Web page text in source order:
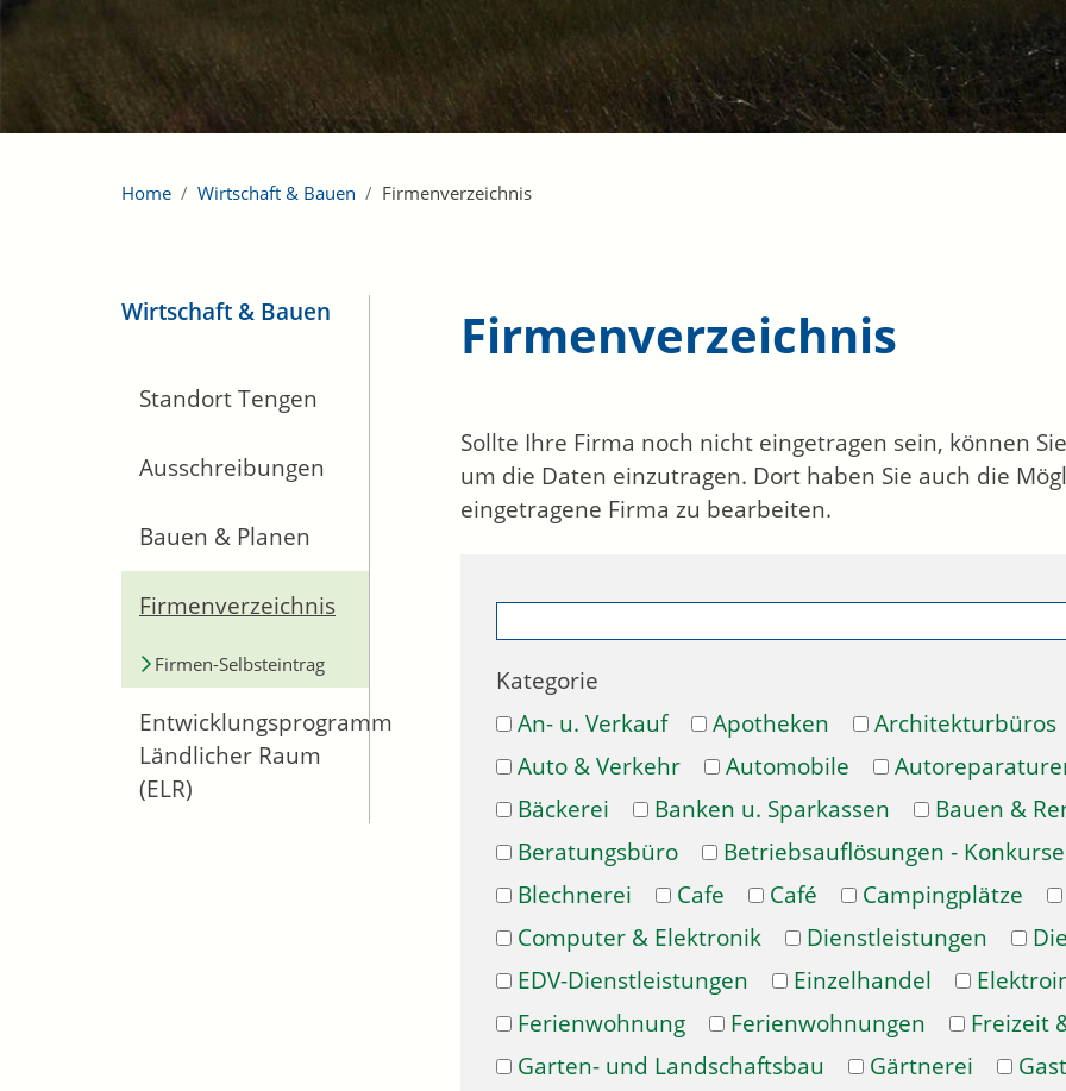
Home Wirtschaft & Bauen Firmenverzeichnis
Wirtschaft & Bauen
Standort Tengen
Ausschreibungen
Bauen & Planen
Firmenverzeichnis
Firmen-Selbsteintrag
Entwicklungsprogramm
Ländlicher Raum
(ELR)
Firmenverzeichnis
Sollte Ihre Firma noch nicht eingetragen sein, können
um die Daten einzutragen. Dort haben Sie auch die
eingetragene Firma zu bearbeiten.
Kategorie
An- u. Verkauf
Apotheken Architekturbüros
Auto & Verkehr
Automobile
Bäckerei
Banken u. Sparkassen Bauen &
Beratungsbüro
Betriebsauflösungen - Konkurse
Blechnerei
Cafe Café Campingplätze
Computer & Elektronik
Dienstleistungen
EDV-Dienstleistungen
Einzelhandel
Ferienwohnung
Ferienwohnungen Freizeit
Garten- und Landschaftsbau
Gärtnerei